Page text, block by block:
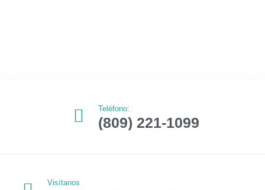
Teléfono:
(809) 221-1099
Visítanos